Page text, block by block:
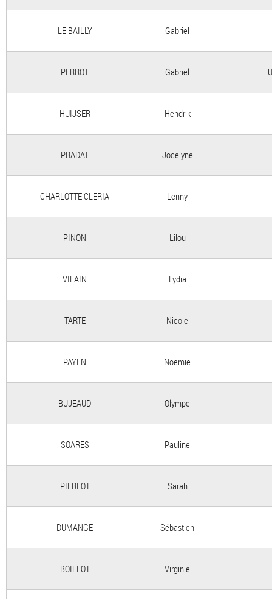
LE BAILLY Gabriel
PERROT Gabriel
HUIJSER Hendrik
PRADAT Jocelyne
CHARLOTTE CLERIA Lenny
PINON Lilou
VILAIN Lydia
TARTE Nicole
PAYEN Noemie
BUJEAUD Olympe
SOARES Pauline
PIERLOT Sarah
DUMANGE Sébastien
BOILLOT Virginie